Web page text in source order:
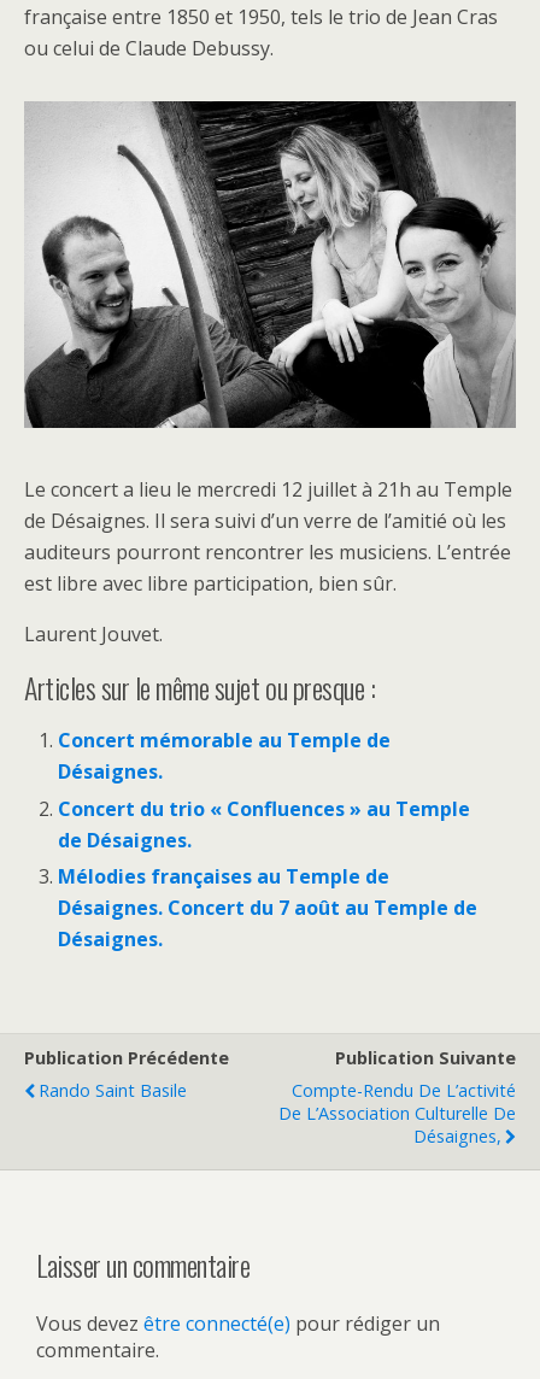
française entre 1850 et 1950, tels le trio de Jean Cras
ou celui de Claude Debussy.
Le concert a lieu le mercredi 12 juillet à 21h au Temple
de Désaignes. Il sera suivi d’un verre de l’amitié où les
auditeurs pourront rencontrer les musiciens. L’entrée
est libre avec libre participation, bien sûr.
Laurent Jouvet.
Articles sur le même sujet ou presque :
Concert mémorable au Temple de
Désaignes.
Concert du trio « Confluences » au Temple
de Désaignes.
Mélodies françaises au Temple de
Désaignes. Concert du 7 août au Temple de
Désaignes.
Publication Précédente
Rando Saint Basile
Publication Suivante
Compte-Rendu De L’activité
De L’Association Culturelle De
Désaignes,
Laisser un commentaire
Vous devez être connecté(e) pour rédiger un
commentaire.